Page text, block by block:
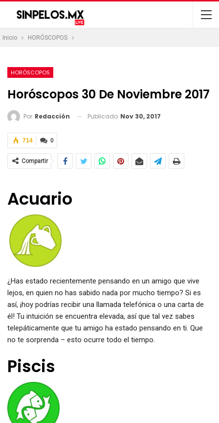
Inicio HORÓSCOPOS
HORÓSCOPOS
Horóscopos 30 De Noviembre 2017
Por Redacción Publicado Nov 30, 2017
0
714
Compartir
Acuario
¿Has estado recientemente pensando en un amigo que vive
lejos, en quien no has sabido nada por mucho tiempo? Si es
así, ¡hoy podrías recibir una llamada telefónica o una carta de
él! Tu intuición se encuentra elevada, así que tal vez sabes
telepáticamente que tu amigo ha estado pensando en ti. Que
no te sorprenda – esto ocurre todo el tiempo.
Piscis